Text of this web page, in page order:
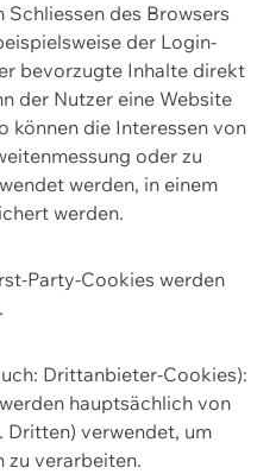
Schliessen des Browsers
der Login-
bevorzugte Inhalte direkt
der Nutzer eine Website
können die Interessen von
oder zu
werden, in einem
werden.
Party-Cookies werden
Drittanbieter-Cookies):
hauptsächlich von
Dritten) verwendet, um
zu verarbeiten.